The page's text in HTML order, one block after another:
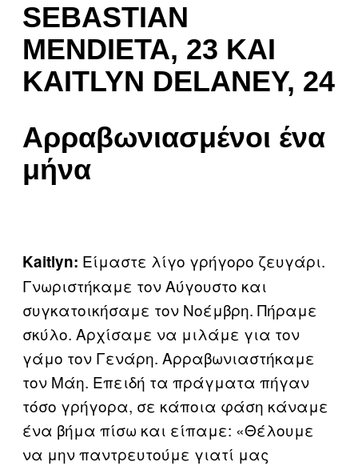
SEBASTIAN
MENDIETA, 23 ΚΑΙ
KAITLYN DELANEY, 24
Αρραβωνιασμένοι ένα
μήνα
Kaitlyn: Είμαστε λίγο γρήγορο ζευγάρι.
Γνωριστήκαμε τον Αύγουστο και
συγκατοικήσαμε τον Νοέμβρη. Πήραμε
σκύλο. Αρχίσαμε να μιλάμε για τον
γάμο τον Γενάρη. Αρραβωνιαστήκαμε
τον Μάη. Επειδή τα πράγματα πήγαν
τόσο γρήγορα, σε κάποια φάση κάναμε
ένα βήμα πίσω και είπαμε: «Θέλουμε
να μην παντρευτούμε γιατί μας